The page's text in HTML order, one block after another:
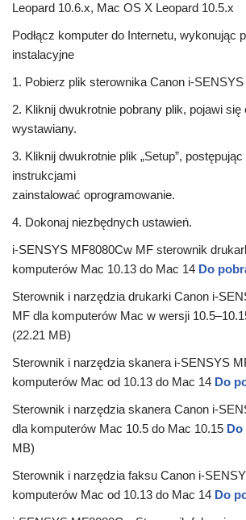
Leopard 10.6.x, Mac OS X Leopard 10.5.x
Podłącz komputer do Internetu, wykonując
instalacyjne
1. Pobierz plik sterownika Canon i-
2. Kliknij dwukrotnie pobrany plik, pojawi się
wystawiany.
3. Kliknij dwukrotnie plik „Setup”,
instrukcjami
zainstalować oprogramowanie.
4. Dokonaj niezbędnych ustawień.
i-SENSYS MF8080Cw MF sterownik
komputerów Mac 10.13 do Mac 14 Do
Sterownik i narzędzia drukarki Canon i-
MF dla komputerów Mac w wersji
(22.21 MB)
Sterownik i narzędzia skanera i-SENSYS
komputerów Mac od 10.13 do Mac 14 Do
Sterownik i narzędzia skanera Canon i-
dla komputerów Mac 10.5 do Mac 10.15 Do
MB)
Sterownik i narzędzia faksu Canon i-
komputerów Mac od 10.13 do Mac 14 Do